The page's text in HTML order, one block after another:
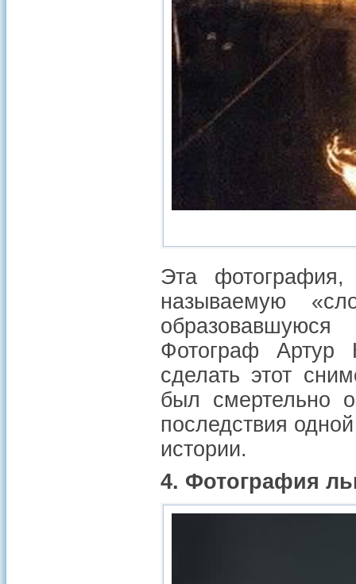
Эта фотография,
называемую
Фотограф Артур
сделать этот
был смертельно
последствия
истории.
4. Фотография